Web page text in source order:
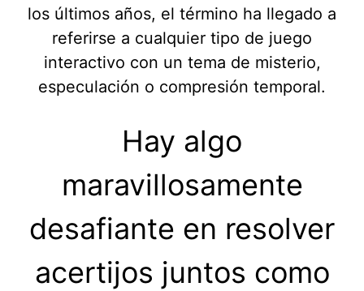
los últimos años, el término ha llegado a
referirse a cualquier tipo de juego
interactivo con un tema de misterio,
especulación o compresión temporal.
Hay algo
maravillosamente
desafiante en resolver
acertijos juntos como